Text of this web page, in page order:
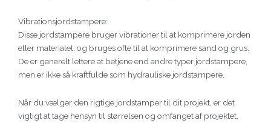
Vibrationsjordstampere:
Disse jordstampere bruger vibrationer til at komprimere jorden
eller materialet, og bruges ofte til at komprimere sand og grus.
De er generelt lettere at betjene end andre typer jordstampere,
men er ikke så kraftfulde som hydrauliske jordstampere.
Når du vælger den rigtige jordstamper til dit projekt, er det
vigtigt at tage hensyn til størrelsen og omfanget af projektet,